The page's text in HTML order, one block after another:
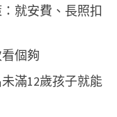
就安費、長照扣
個夠
滿12歲孩子就能